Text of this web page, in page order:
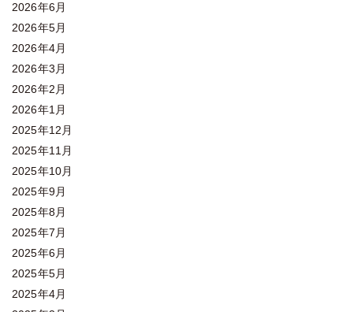
2026年6月
2026年5月
2026年4月
2026年3月
2026年2月
2026年1月
2025年12月
2025年11月
2025年10月
2025年9月
2025年8月
2025年7月
2025年6月
2025年5月
2025年4月